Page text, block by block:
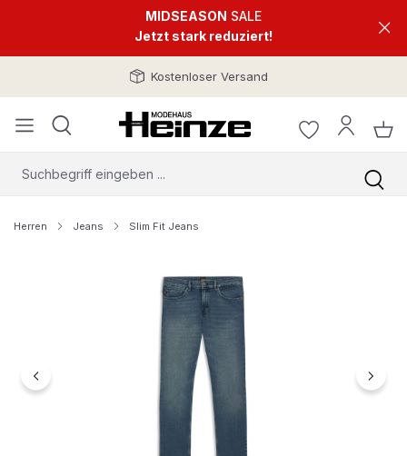
MIDSEASON SALE
Jetzt stark reduziert!
Kostenloser Versand
Herren Jeans Slim Fit Jeans
Bildergalerie überspringen